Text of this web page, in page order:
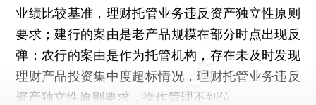
业绩比较基准，理财托管业务违反资产独立性原则
要求；建行的案由是老产品规模在部分时点出现反
弹；农行的案由是作为托管机构，存在未及时发现
理财产品投资集中度超标情况，理财托管业务违反
资产独立性原则要求，操作管理不到位。